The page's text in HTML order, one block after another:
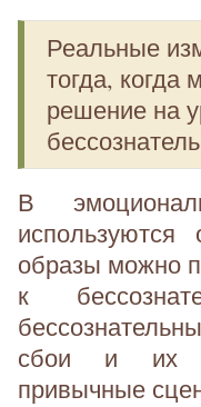
Реальные
тогда,
решение на
В
образы можно
к
сбои и их
привычные